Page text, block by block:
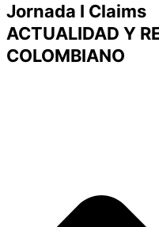
Jornada I Claims
ACTUALIDAD Y
COLOMBIANO